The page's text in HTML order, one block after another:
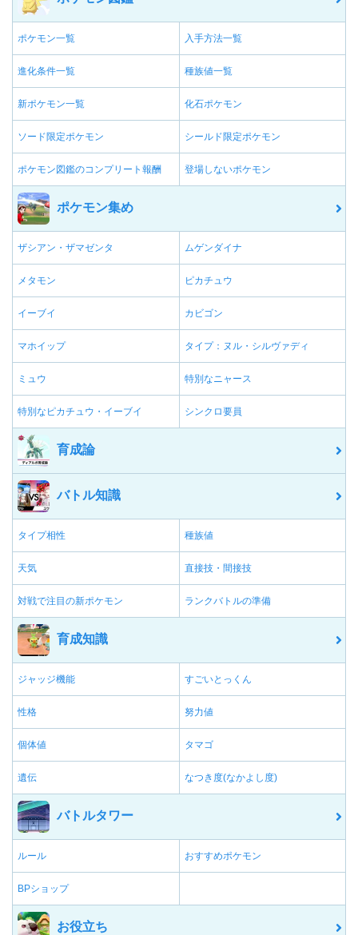
ポケモン一覧 入手方法一覧
進化条件一覧 種族値一覧
新ポケモン一覧 化石ポケモン
ソード限定ポケモン シールド限定ポケモン
ポケモン図鑑のコンプリート報酬 登場しないポケモン
ポケモン集め
ザシアン・ザマゼンタ ムゲンダイナ
メタモン ピカチュウ
イーブイ カビゴン
マホイップ タイプ：ヌル・シルヴァディ
ミュウ 特別なニャース
特別なピカチュウ・イーブイ シンクロ要員
育成論
バトル知識
タイプ相性 種族値
天気 直接技・間接技
対戦で注目の新ポケモン ランクバトルの準備
育成知識
ジャッジ機能 すごいとっくん
性格 努力値
個体値 タマゴ
遺伝 なつき度(なかよし度)
バトルタワー
ルール おすすめポケモン
BPショップ
お役立ち